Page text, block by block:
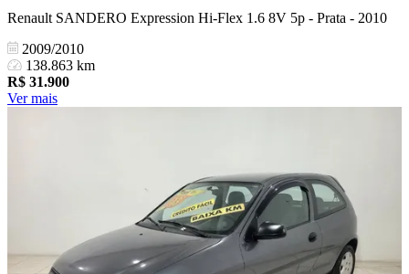
Renault SANDERO Expression Hi-Flex 1.6 8V 5p - Prata - 2010
2009/2010
138.863 km
R$ 31.900
Ver mais